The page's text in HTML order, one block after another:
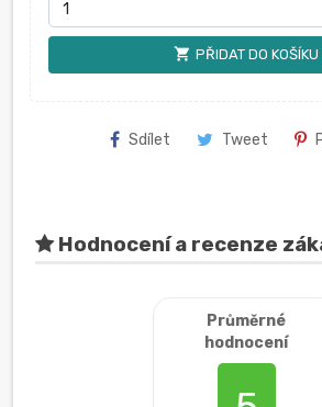
shopping_cart PŘIDAT DO KOŠÍKU
Sdílet Tweet
Hodnocení a recenze
Průměrné
hodnocení